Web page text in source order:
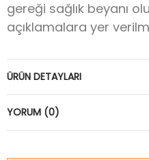
gereği sağlık beyanı
açıklamalara yer
ÜRÜN DETAYLARI
YORUM (0)